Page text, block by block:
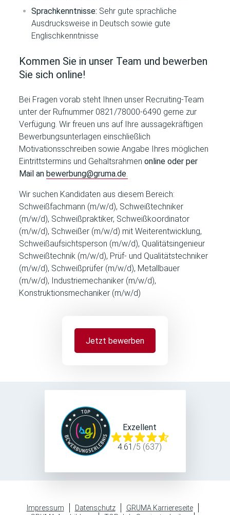
Sprachkenntnisse: Sehr gute sprachliche
Ausdrucksweise in Deutsch sowie gute
Englischkenntnisse
Kommen Sie in unser Team und bewerben
Sie sich online!
Bei Fragen vorab steht Ihnen unser Recruiting-Team
unter der Rufnummer 0821/78000-6490 gerne zur
Verfügung. Wir freuen uns auf Ihre aussagekräftigen
Bewerbungsunterlagen einschließlich
Motivationsschreiben sowie Angabe Ihres möglichen
Eintrittstermins und Gehaltsrahmenonline oder per
Mail anbewerbung@gruma.de.
Wir suchen Kandidaten aus diesem Bereich:
Schweißfachmann (m/w/d), Schweißtechniker
(m/w/d), Schweißpraktiker, Schweißkoordinator
(m/w/d), Schweißer (m/w/d) mit Weiterentwicklung,
Schweißaufsichtsperson (m/w/d), Qualitätsingenieur
Schweißtechnik (m/w/d), Prüf- und Qualitätstechniker
(m/w/d), Schweißprüfer (m/w/d), Metallbauer
(m/w/d), Industriemechaniker (m/w/d),
Konstruktionsmechaniker (m/w/d)
Jetzt bewerben
Exzellent
4.61 /5 (637)
Impressum Datenschutz
GRUMA Karriereseite